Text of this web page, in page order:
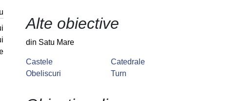
Alte obiective
din Satu Mare
Castele
Catedrale
Obeliscuri
Turn